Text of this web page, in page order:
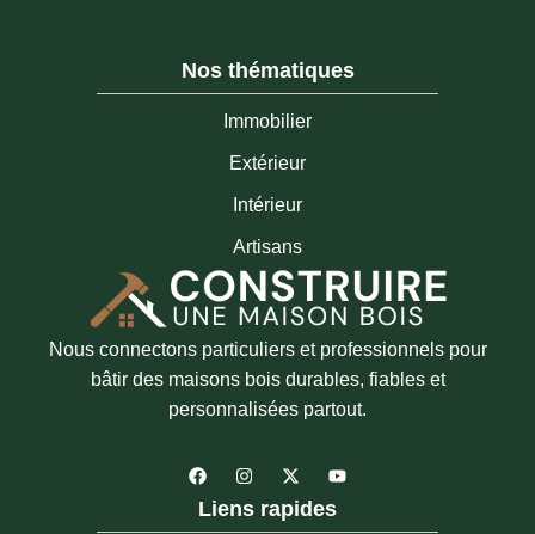
Nos thématiques
Immobilier
Extérieur
Intérieur
Artisans
Nous connectons particuliers et professionnels pour
bâtir des maisons bois durables, fiables et
personnalisées partout.
F
a
c
e
I
n
s
t
X
-
t
w
Y
o
t
Liens rapides